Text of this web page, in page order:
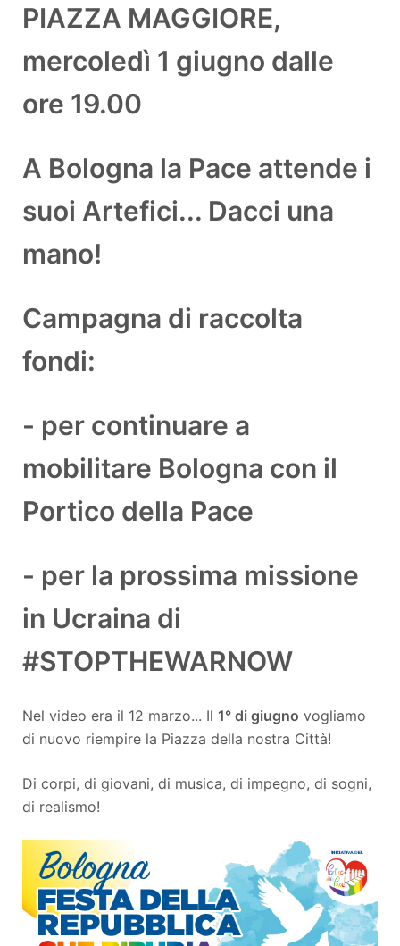
PIAZZA MAGGIORE,
mercoledì 1 giugno dalle
ore 19.00
A Bologna la Pace attende i
suoi Artefici... Dacci una
mano!
Campagna di raccolta
fondi:
- per continuare a
mobilitare Bologna con il
Portico della Pace
- per la prossima missione
in Ucraina di
#STOPTHEWARNOW
Nel video era il 12 marzo... Il 1° di giugno vogliamo
di nuovo riempire la Piazza della nostra Città!
Di corpi, di giovani, di musica, di impegno, di sogni,
di realismo!